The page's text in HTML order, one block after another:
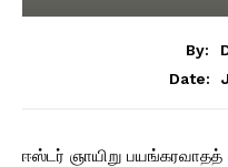
By:
Date:
ஈஸ்டர் ஞாயிறு பயங்கரவாதத்